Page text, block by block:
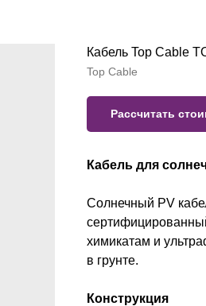
Кабель Top Cable
Top Cable
Рассчитать
Кабель для
Солнечный PV
химикатам и
в грунте.
Конструкция